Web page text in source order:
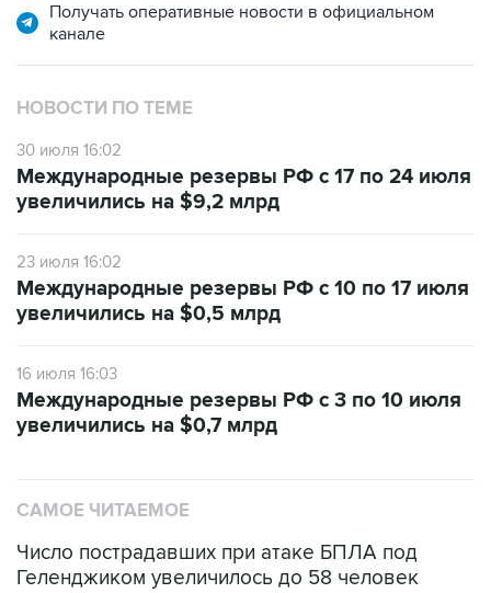
Получать оперативные новости в официальном
канале
НОВОСТИ ПО ТЕМЕ
30 июля 16:02
Международные резервы РФ с 17 по 24 июля
увеличились на $9,2 млрд
23 июля 16:02
Международные резервы РФ с 10 по 17 июля
увеличились на $0,5 млрд
16 июля 16:03
Международные резервы РФ с 3 по 10 июля
увеличились на $0,7 млрд
САМОЕ ЧИТАЕМОЕ
Число пострадавших при атаке БПЛА под
Геленджиком увеличилось до 58 человек